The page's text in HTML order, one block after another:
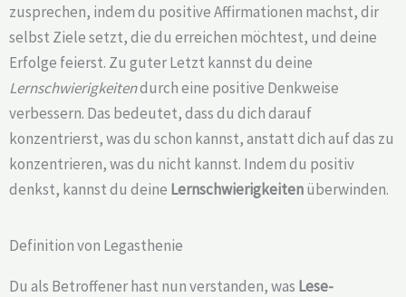
zusprechen, indem du positive Affirmationen machst, dir
selbst Ziele setzt, die du erreichen möchtest, und deine
Erfolge feierst. Zu guter Letzt kannst du deine
Lernschwierigkeitendurch eine positive Denkweise
verbessern. Das bedeutet, dass du dich darauf
konzentrierst, was du schon kannst, anstatt dich auf das zu
konzentrieren, was du nicht kannst. Indem du positiv
denkst, kannst du deine Lernschwierigkeitenüberwinden.
Definition von Legasthenie
Du als Betroffener hast nun verstanden, was Lese-